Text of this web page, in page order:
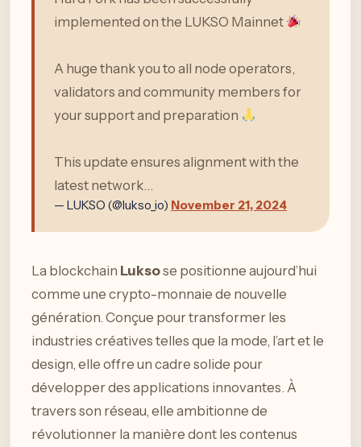
implemented on the LUKSO Mainnet
A huge thank you to all node operators,
validators and community members for
your support and preparation
This update ensures alignment with the
latest network…
— LUKSO (@lukso_io) November 21, 2024
La blockchain Luksose positionne aujourd’hui
comme une crypto-monnaie de nouvelle
génération. Conçue pour transformer les
industries créatives telles que la mode, l’art et le
design, elle offre un cadre solide pour
développer des applications innovantes. À
travers son réseau, elle ambitionne de
révolutionner la manière dont les contenus